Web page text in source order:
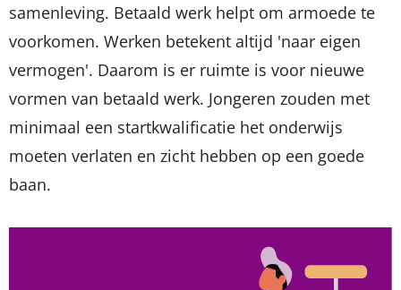
samenleving. Betaald werk helpt om armoede te
voorkomen. Werken betekent altijd 'naar eigen
vermogen'. Daarom is er ruimte is voor nieuwe
vormen van betaald werk. Jongeren zouden met
minimaal een startkwalificatie het onderwijs
moeten verlaten en zicht hebben op een goede
baan.